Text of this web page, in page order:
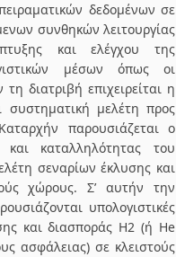
δεδομένων σε
συνθηκών λειτουργίας
και ελέγχου της
μέσων όπως οι
τη διατριβή επιχειρείται η
μελέτη προς
παρουσιάζεται ο
και καταλληλότητας του
σεναρίων έκλυσης και
χώρους. Σ’ αυτήν την
υπολογιστικές
και διασποράς Η2 (ή He
ασφάλειας) σε κλειστούς